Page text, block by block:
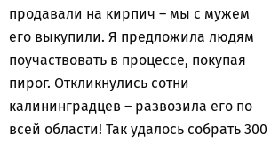
продавали на кирпич – мы с мужем
его выкупили. Я предложила людям
поучаствовать в процессе, покупая
пирог. Откликнулись сотни
калининградцев – развозила его по
всей области! Так удалось собрать 300